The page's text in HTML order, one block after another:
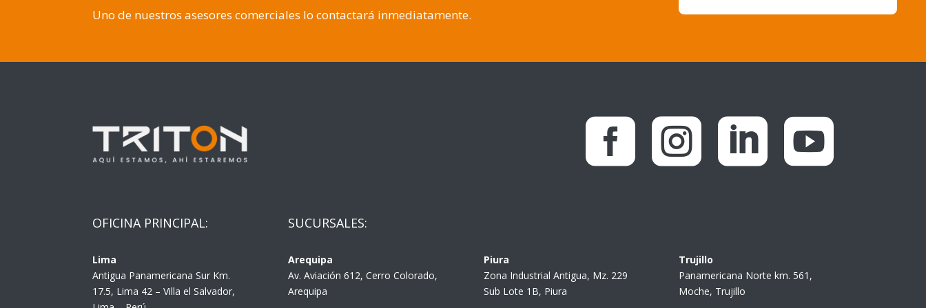
Uno de nuestros asesores comerciales lo contactará inmediatamente.
   
OFICINA PRINCIPAL:
Lima
Antigua Panamericana Sur Km.
17.5, Lima 42 – Villa el Salvador,
SUCURSALES:
Arequipa
Av. Aviación 612, Cerro Colorado,
Arequipa
Piura
Zona Industrial Antigua, Mz. 229
Sub Lote 1B, Piura
Trujillo
Panamericana Norte km. 561,
Moche, Trujillo